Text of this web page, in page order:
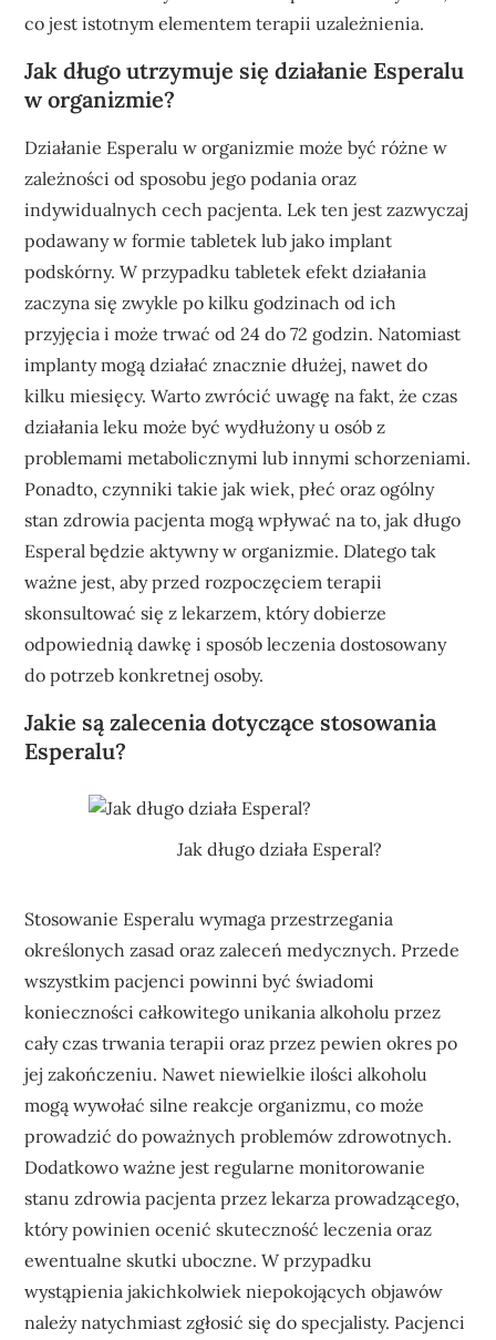
co jest istotnym elementem terapii uzależnienia.
Jak długo utrzymuje się działanie Esperalu
w organizmie?
Działanie Esperalu w organizmie może być różne w
zależności od sposobu jego podania oraz
indywidualnych cech pacjenta. Lek ten jest zazwyczaj
podawany w formie tabletek lub jako implant
podskórny. W przypadku tabletek efekt działania
zaczyna się zwykle po kilku godzinach od ich
przyjęcia i może trwać od 24 do 72 godzin. Natomiast
implanty mogą działać znacznie dłużej, nawet do
kilku miesięcy. Warto zwrócić uwagę na fakt, że czas
działania leku może być wydłużony u osób z
problemami metabolicznymi lub innymi schorzeniami.
Ponadto, czynniki takie jak wiek, płeć oraz ogólny
stan zdrowia pacjenta mogą wpływać na to, jak długo
Esperal będzie aktywny w organizmie. Dlatego tak
ważne jest, aby przed rozpoczęciem terapii
skonsultować się z lekarzem, który dobierze
odpowiednią dawkę i sposób leczenia dostosowany
do potrzeb konkretnej osoby.
Jakie są zalecenia dotyczące stosowania
Esperalu?
Jak długo działa Esperal?
Stosowanie Esperalu wymaga przestrzegania
określonych zasad oraz zaleceń medycznych. Przede
wszystkim pacjenci powinni być świadomi
konieczności całkowitego unikania alkoholu przez
cały czas trwania terapii oraz przez pewien okres po
jej zakończeniu. Nawet niewielkie ilości alkoholu
mogą wywołać silne reakcje organizmu, co może
prowadzić do poważnych problemów zdrowotnych.
Dodatkowo ważne jest regularne monitorowanie
stanu zdrowia pacjenta przez lekarza prowadzącego,
który powinien ocenić skuteczność leczenia oraz
ewentualne skutki uboczne. W przypadku
wystąpienia jakichkolwiek niepokojących objawów
należy natychmiast zgłosić się do specjalisty. Pacjenci